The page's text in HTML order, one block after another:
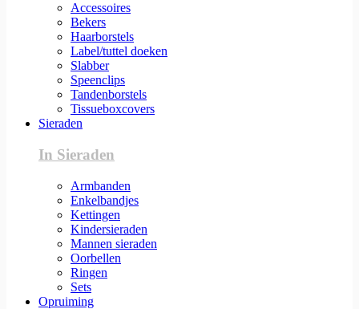
Accessoires
Bekers
Haarborstels
Label/tuttel doeken
Slabber
Speenclips
Tandenborstels
Tissueboxcovers
Sieraden
In Sieraden
Armbanden
Enkelbandjes
Kettingen
Kindersieraden
Mannen sieraden
Oorbellen
Ringen
Sets
Opruiming